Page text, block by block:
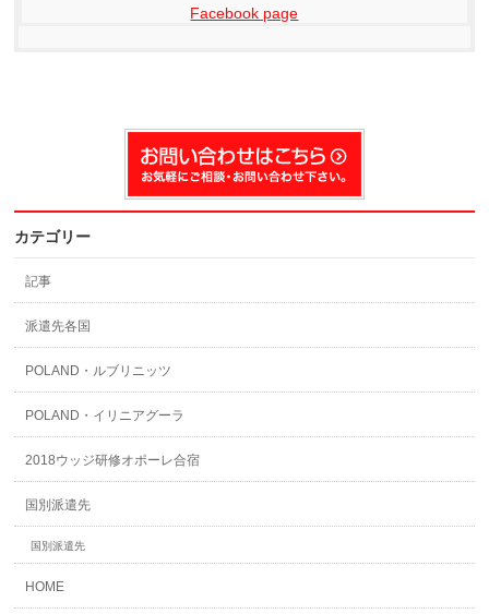
Facebook page
カテゴリー
記事
派遣先各国
POLAND・ルブリニッツ
POLAND・イリニアグーラ
2018ウッジ研修オポーレ合宿
国別派遣先
国別派遣先
HOME